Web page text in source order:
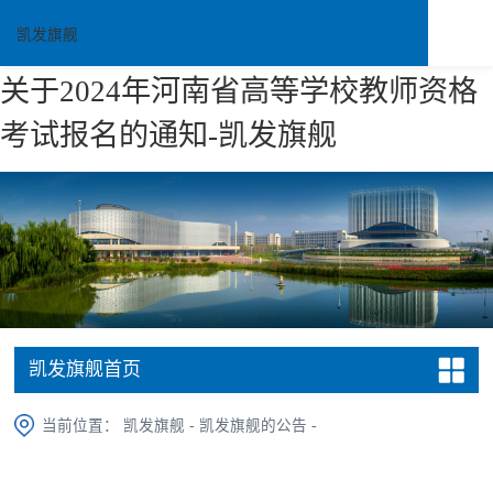
关于2024年河南省高等学校教师资格
考试报名的通知-凯发旗舰
凯发旗舰
凯发旗舰首页
当前位置： 凯发旗舰 - 凯发旗舰的公告 -